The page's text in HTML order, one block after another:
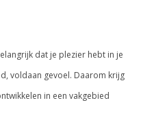
dat je plezier hebt in je
voldaan gevoel. Daarom krijg
in een vakgebied